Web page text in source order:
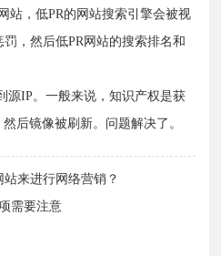
站，低PR的网站搜索引擎会被视
，然后低PR网站的搜索排名和
源IP。一般来说，知识产权是获
后镜像被刷新。问题解决了。
来进行网络营销？
需要注意